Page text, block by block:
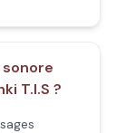
T.I.S ?